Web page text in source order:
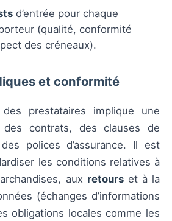
d’entrée pour chaque
(qualité, conformité
des créneaux).
et conformité
prestataires implique une
des contrats, des clauses de
polices d’assurance. Il est
les conditions relatives à
aux retourset à la
(échanges d’informations
obligations locales comme les